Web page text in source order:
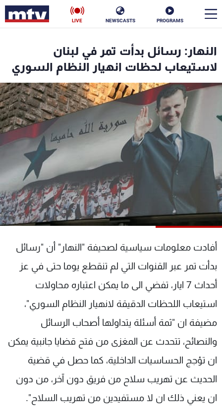
PROGRAMS
NEWSCASTS
LIVE
النهار: رسائل بدأت تمر في لبنان
لاستيعاب لحظات انهيار النظام السوري
أفادت معلومات سياسية لصحيفة "النهار" أن "رسائل
بدأت تمر عبر القنوات التي لم تنقطع يوما حتى في عز
أحداث 7 ايار، تفضي الى ما يمكن اعتباره محاولات
استيعاب اللحظات الدقيقة لانهيار النظام السوري"،
مضيفة ان "ثمة أسئلة يتداولها أصحاب الرسائل
والنصائح، تتحدث عن المغزى من فتح قضايا جانبية يمكن
ان تؤجج الحساسيات الداخلية، كما حصل في قضية
الحديث عن تهريب سلاح من فريق دون آخر، من دون
ان يعني ذلك ان لا مستفيدين من تهريب السلاح".
الأخبار
سياسة ناس
إقتصاد
منوعات رياضة
كأس العالم
البرامج
جدول البرامج
الترددات
عن MTV
الإنـتـاج
لاعلاناتكم
تواصل معنا
شروط الإسـتخدام
سياسة الخصوصية